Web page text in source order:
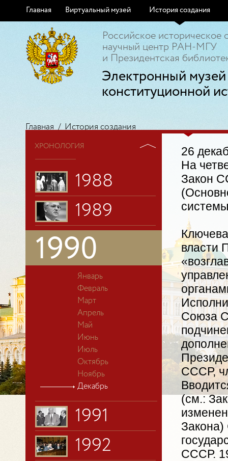
Главная Виртуальный музей История создания
Российское историческое
научный центр РАН-МГУ
и Президентская
Электронный музей
конституционной
Главная / История создания
ХРОНОЛОГИЯ
1988
1989
1990
Январь
Февраль
Март
Апрель
Май
Июнь
Июль
Октябрь
Ноябрь
Декабрь
1991
1992
26
На
Закон
власти
Союза
СССР,
(см.:
СССР.